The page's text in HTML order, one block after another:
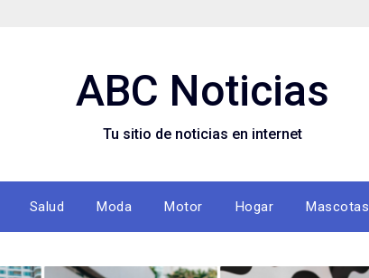
ABC Noticias
Tu sitio de noticias en internet
Salud Moda Motor Hogar Mascotas